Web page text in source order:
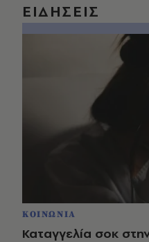
ΕΙΔΗΣΕΙΣ
ΚΟΙΝΩΝΙΑ
Καταγγελία σοκ